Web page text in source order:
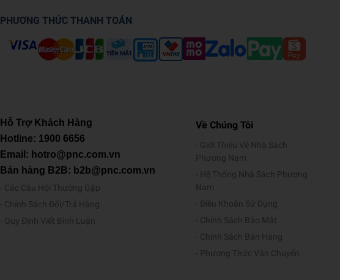
PHƯƠNG THỨC THANH TOÁN
Hỗ Trợ Khách Hàng
Hotline: 1900 6656
Email: hotro@pnc.com.vn
Bán hàng B2B: b2b@pnc.com.vn
Các Câu Hỏi Thường Gặp
Chính Sách Đổi/Trả Hàng
Quy Định Viết Bình Luận
Về Chúng Tôi
Giới Thiệu Về Nhà Sách
Phương Nam
Hệ Thống Nhà Sách Phương
Nam
Điều Khoản Sử Dụng
Chính Sách Bảo Mật
Chính Sách Bán Hàng
Phương Thức Vận Chuyển